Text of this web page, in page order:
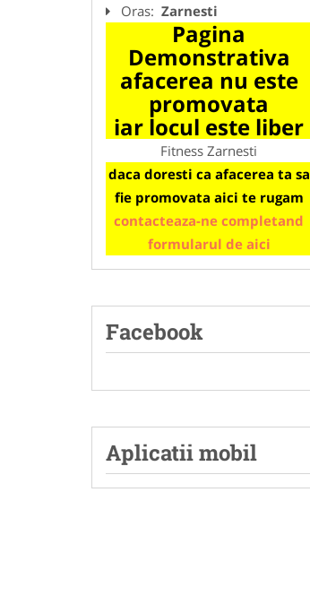
Oras: Zarnesti
Pagina
Demonstrativa
afacerea nu este
promovata
iar locul este liber
Fitness Zarnesti
daca doresti ca afacerea ta sa
fie promovata aici te rugam
contacteaza-ne completand
formularul de aici
Facebook
Aplicatii mobil